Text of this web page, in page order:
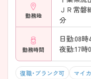
勤務地
ＪＲ常磐
分
勤務時間
日勤:08時
夜勤:17時
復職・ブランク可 マイ